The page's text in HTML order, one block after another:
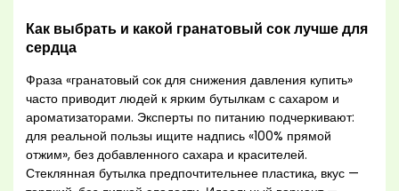
Как выбрать и какой гранатовый сок лучше для
сердца
Фраза «гранатовый сок для снижения давления купить»
часто приводит людей к ярким бутылкам с сахаром и
ароматизаторами. Эксперты по питанию подчеркивают:
для реальной пользы ищите надпись «100% прямой
отжим», без добавленного сахара и красителей.
Стеклянная бутылка предпочтительнее пластика, вкус —